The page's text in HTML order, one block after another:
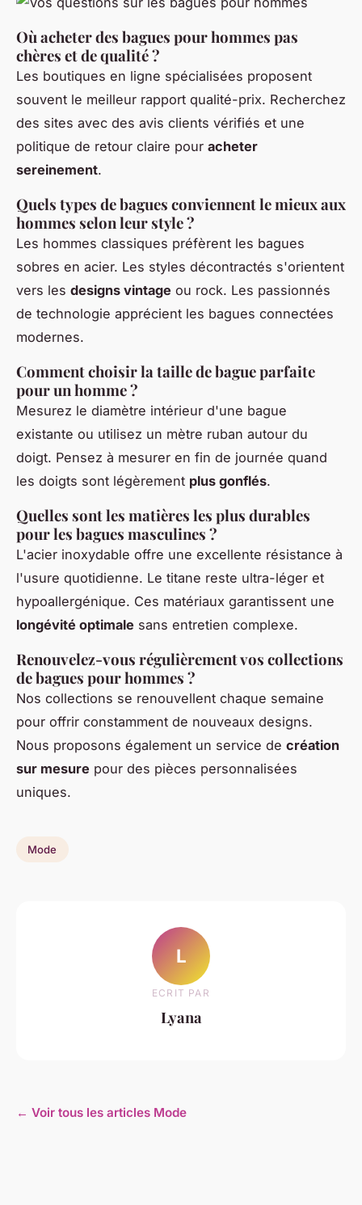
Où acheter des bagues pour hommes pas
chères et de qualité ?
Les boutiques en ligne spécialisées proposent
souvent le meilleur rapport qualité-prix. Recherchez
des sites avec des avis clients vérifiés et une
politique de retour claire pour acheter
sereinement.
Quels types de bagues conviennent le mieux aux
hommes selon leur style ?
Les hommes classiques préfèrent les bagues
sobres en acier. Les styles décontractés s'orientent
vers les designs vintage ou rock. Les passionnés
de technologie apprécient les bagues connectées
modernes.
Comment choisir la taille de bague parfaite
pour un homme ?
Mesurez le diamètre intérieur d'une bague
existante ou utilisez un mètre ruban autour du
doigt. Pensez à mesurer en fin de journée quand
les doigts sont légèrement plus gonflés.
Quelles sont les matières les plus durables
pour les bagues masculines ?
L'acier inoxydable offre une excellente résistance à
l'usure quotidienne. Le titane reste ultra-léger et
hypoallergénique. Ces matériaux garantissent une
longévité optimale sans entretien complexe.
Renouvelez-vous régulièrement vos collections
de bagues pour hommes ?
Nos collections se renouvellent chaque semaine
pour offrir constamment de nouveaux designs.
Nous proposons également un service de création
sur mesure pour des pièces personnalisées
uniques.
Mode
L
ECRIT PAR
Lyana
← Voir tous les articles Mode